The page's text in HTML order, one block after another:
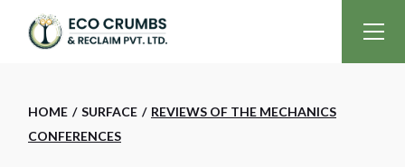
HOME SURFACE
REVIEWS OF THE MECHANICS
CONFERENCES